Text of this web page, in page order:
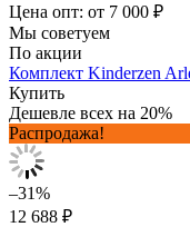
Цена опт: от 7 000 ₽
Мы советуем
По акции
Комплект Kinderzen
Купить
Дешевле всех на 20%
Распродажа!
–31%
12 688 ₽